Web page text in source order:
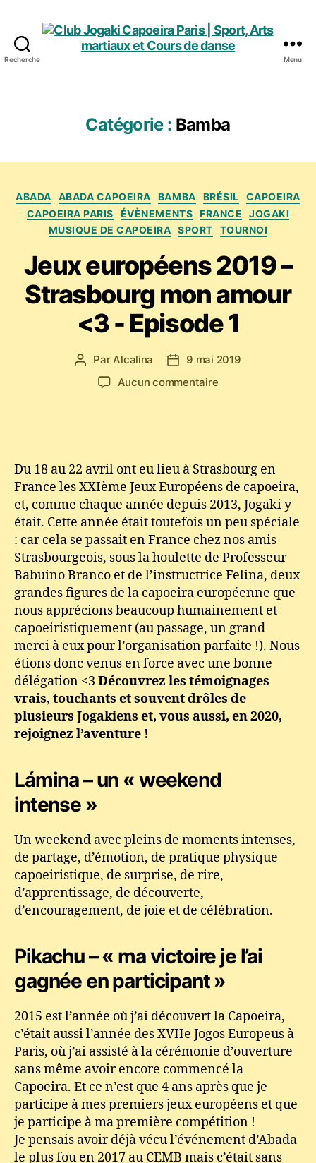
Recherche
Paris
|
Arts
et
Cours
de
danse
Menu
Catégorie : Bamba
Catégories
ABADA ABADA CAPOEIRA BAMBA BRÉSIL
CAPOEIRA
CAPOEIRA PARIS
ÉVÈNEMENTS FRANCE
JOGAKI
MUSIQUE DE CAPOEIRA
SPORT TOURNOI
Jeux européens 2019 –
Strasbourg mon amour
<3 - Episode 1
Auteur
l’article
Par Alcalina
Date9 mai 2019
Aucun commentairesur
mon
amour
<3
-
Episode
1
Du 18 au 22 avril ont eu lieu à Strasbourg en
France les XXIème Jeux Européens de capoeira,
et, comme chaque année depuis 2013, Jogaki y
était. Cette année était toutefois un peu spéciale
: car cela se passait en France chez nos amis
Strasbourgeois, sous la houlette de Professeur
Babuino Branco et de l’instructrice Felina, deux
grandes figures de la capoeira européenne que
nous apprécions beaucoup humainement et
capoeiristiquement (au passage, un grand
merci à eux pour l’organisation parfaite !). Nous
étions donc venus en force avec une bonne
délégation <3 Découvrez les témoignages
vrais, touchants et souvent drôles de
plusieurs Jogakiens et, vous aussi, en 2020,
rejoignez l’aventure !
Lámina – un « weekend
intense »
Un weekend avec pleins de moments intenses,
de partage, d’émotion, de pratique physique
capoeiristique, de surprise, de rire,
d’apprentissage, de découverte,
d’encouragement, de joie et de célébration.
Pikachu – « ma victoire je l’ai
gagnée en participant »
2015 est l’année où j’ai découvert la Capoeira,
c’était aussi l’année des XVIIe Jogos Europeus à
Paris, où j’ai assisté à la cérémonie d’ouverture
sans même avoir encore commencé la
Capoeira. Et ce n’est que 4 ans après que je
participe à mes premiers jeux européens et que
je participe à ma première compétition !
Je pensais avoir déjà vécu l’événement d’Abada
le plus fou en 2017 au CEMB mais c’était sans